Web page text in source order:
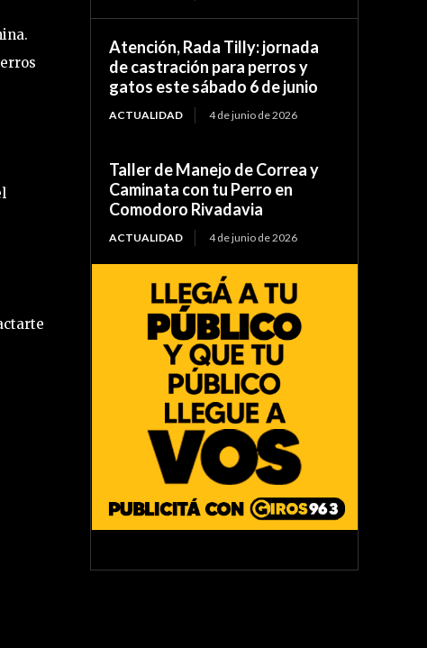
Atención, Rada Tilly: jornada
de castración para perros y
gatos este sábado 6 de junio
ACTUALIDAD 4 de junio de 2026
Taller de Manejo de Correa y
Caminata con tu Perro en
Comodoro Rivadavia
ACTUALIDAD 4 de junio de 2026